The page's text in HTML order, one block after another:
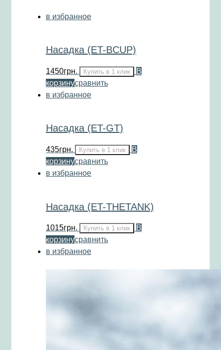
в избранное
Насадка (ET-BCUP)
1450грн. Купить в 1 клик
В
корзинусравнить
в избранное
Насадка (ET-GT)
435грн. Купить в 1 клик
В
корзинусравнить
в избранное
Насадка (ET-THETANK)
1015грн. Купить в 1 клик
В
корзинусравнить
в избранное